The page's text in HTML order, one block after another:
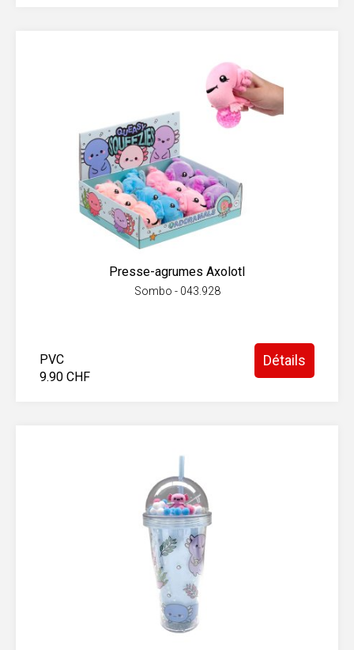
Presse-agrumes Axolotl
Sombo - 043.928
PVC
9.90 CHF
Détails